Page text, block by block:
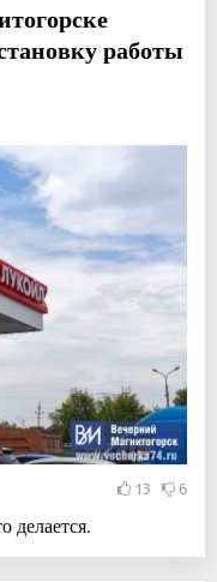
работы
13 6
делается.